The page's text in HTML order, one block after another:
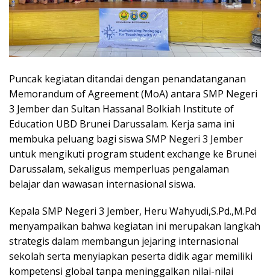
Puncak kegiatan ditandai dengan penandatanganan
Memorandum of Agreement (MoA) antara SMP Negeri
3 Jember dan Sultan Hassanal Bolkiah Institute of
Education UBD Brunei Darussalam. Kerja sama ini
membuka peluang bagi siswa SMP Negeri 3 Jember
untuk mengikuti program student exchange ke Brunei
Darussalam, sekaligus memperluas pengalaman
belajar dan wawasan internasional siswa.
Kepala SMP Negeri 3 Jember, Heru Wahyudi,S.Pd.,M.Pd
menyampaikan bahwa kegiatan ini merupakan langkah
strategis dalam membangun jejaring internasional
sekolah serta menyiapkan peserta didik agar memiliki
kompetensi global tanpa meninggalkan nilai-nilai